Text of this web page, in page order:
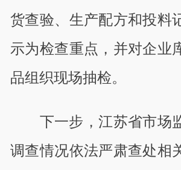
货查验、生产配方和投料
示为检查重点，并对企业
品组织现场抽检。
下一步，江苏省市场
调查情况依法严肃查处相